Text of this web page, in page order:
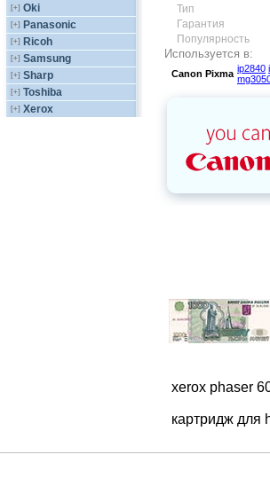
[+] Oki
[+] Panasonic
[+] Ricoh
[+] Samsung
[+] Sharp
[+] Toshiba
[+] Xerox
Тип
Гарантия
Популярность
Используется в:
Canon Pixma ip2840
xerox phaser
картридж для